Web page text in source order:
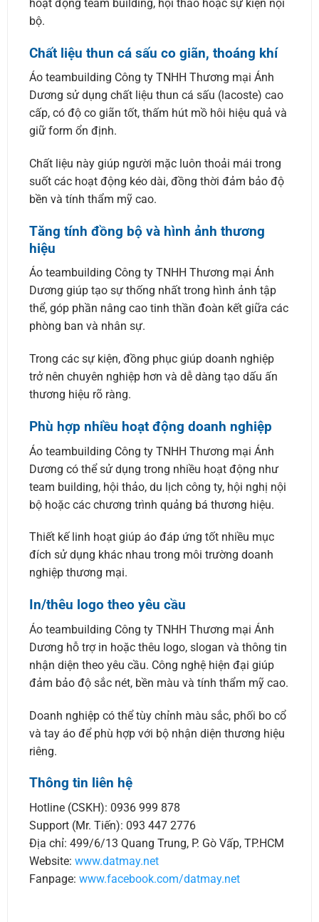
hoạt động team building, hội thao hoặc sự kiện nội
bộ.
Chất liệu thun cá sấu co giãn, thoáng khí
Áo teambuilding Công ty TNHH Thương mại Ánh
Dương sử dụng chất liệu thun cá sấu (lacoste) cao
cấp, có độ co giãn tốt, thấm hút mồ hôi hiệu quả và
giữ form ổn định.
Chất liệu này giúp người mặc luôn thoải mái trong
suốt các hoạt động kéo dài, đồng thời đảm bảo độ
bền và tính thẩm mỹ cao.
Tăng tính đồng bộ và hình ảnh thương
hiệu
Áo teambuilding Công ty TNHH Thương mại Ánh
Dương giúp tạo sự thống nhất trong hình ảnh tập
thể, góp phần nâng cao tinh thần đoàn kết giữa các
phòng ban và nhân sự.
Trong các sự kiện, đồng phục giúp doanh nghiệp
trở nên chuyên nghiệp hơn và dễ dàng tạo dấu ấn
thương hiệu rõ ràng.
Phù hợp nhiều hoạt động doanh nghiệp
Áo teambuilding Công ty TNHH Thương mại Ánh
Dương có thể sử dụng trong nhiều hoạt động như
team building, hội thảo, du lịch công ty, hội nghị nội
bộ hoặc các chương trình quảng bá thương hiệu.
Thiết kế linh hoạt giúp áo đáp ứng tốt nhiều mục
đích sử dụng khác nhau trong môi trường doanh
nghiệp thương mại.
In/thêu logo theo yêu cầu
Áo teambuilding Công ty TNHH Thương mại Ánh
Dương hỗ trợ in hoặc thêu logo, slogan và thông tin
nhận diện theo yêu cầu. Công nghệ hiện đại giúp
đảm bảo độ sắc nét, bền màu và tính thẩm mỹ cao.
Doanh nghiệp có thể tùy chỉnh màu sắc, phối bo cổ
và tay áo để phù hợp với bộ nhận diện thương hiệu
riêng.
Thông tin liên hệ
Hotline (CSKH): 0936 999 878
Support (Mr. Tiến): 093 447 2776
Địa chỉ: 499/6/13 Quang Trung, P. Gò Vấp, TP.HCM
Website: www.datmay.net
Fanpage: www.facebook.com/datmay.net